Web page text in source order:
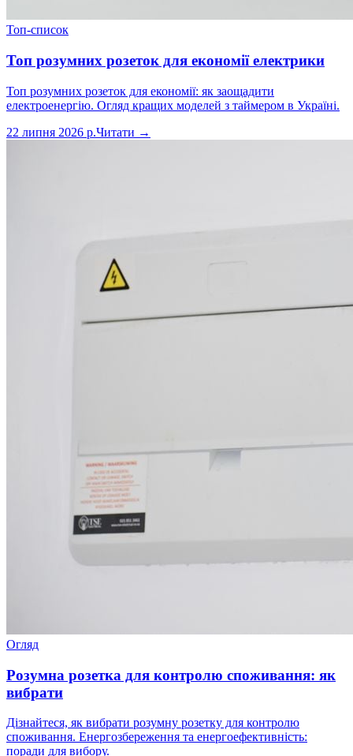
Топ-список
Топ розумних розеток для економії електрики
Топ розумних розеток для економії: як заощадити
електроенергію. Огляд кращих моделей з таймером в Україні.
22 липня 2026 р.Читати →
Огляд
Розумна розетка для контролю споживання: як
вибрати
Дізнайтеся, як вибрати розумну розетку для контролю
споживання. Енергозбереження та енергоефективність:
поради для вибору.